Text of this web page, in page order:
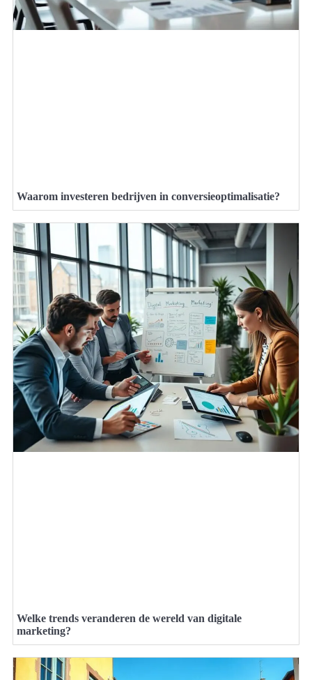
Waarom investeren bedrijven in conversieoptimalisatie?
Welke trends veranderen de wereld van digitale
marketing?